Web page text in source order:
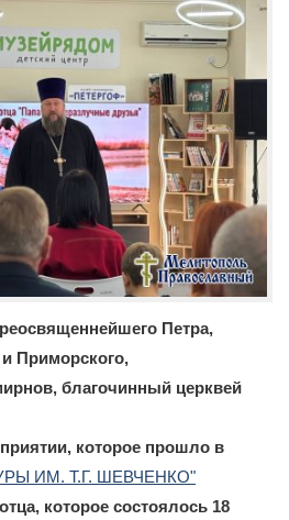
Петра,
Приморского,
благочинный церквей
которое прошло в
ИМ. Т.Г. ШЕВЧЕНКО"
которое состоялось 18